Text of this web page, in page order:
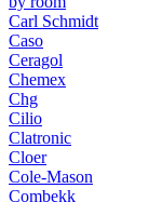
Carl Schmidt
Caso
Ceragol
Chemex
Chg
Cilio
Clatronic
Cloer
Cole-Mason
Combekk